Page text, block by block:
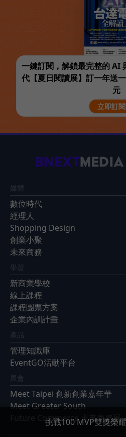
一鍵訂閱，解鎖最完整的 AI
代【夏日閱讀展】訂一年送
元
立即訂
媒體
數位時代
經理人
Shopping Design
創業小聚
未來商務
學習
新商業學校
線上課程
課程團票方案
企業內訓計畫
產品
管理知識庫
EventGO活動平台
展會
Meet Taipei 創新創業嘉年華
Meet Greater South
Future Commerce 未來商務展
挑戰100 MVP雙獎榮耀